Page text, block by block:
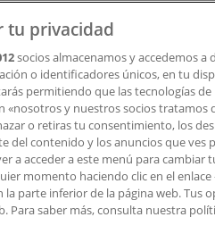
Marketing S.L.U. –
de privacidad
tu privacidad
socios almacenamos y accedemos a
o identificadores únicos, en tu
permitiendo que las tecnologías
«nosotros y nuestros socios tratamos
o retiras tu consentimiento, los
del contenido y los anuncios que ves
a acceder a este menú para cambiar
momento haciendo clic en el enlace
la parte inferior de la página web. Tus
Para saber más, consulta nuestra